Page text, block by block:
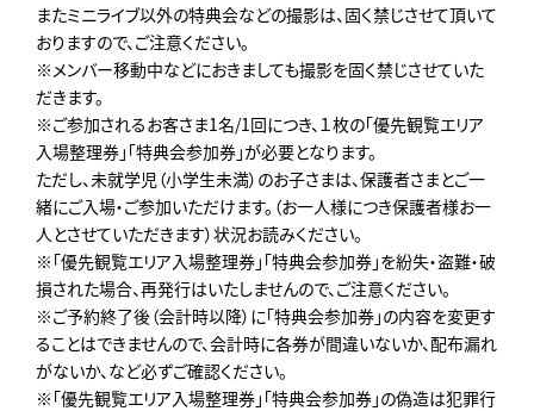
またミニライブ以外の特典会などの撮影は、固く禁じさせて頂いて
おりますので、ご注意ください。
※メンバー移動中などにおきましても撮影を固く禁じさせていた
だきます。
※ご参加されるお客さま1名/1回につき、１枚の「優先観覧エリア
入場整理券」「特典会参加券」が必要となります。
ただし、未就学児（小学生未満）のお子さまは、保護者さまとご一
緒にご入場・ご参加いただけます。（お一人様につき保護者様お一
人とさせていただきます）状況お読みください。
※「優先観覧エリア入場整理券」「特典会参加券」を紛失・盗難・破
損された場合、再発行はいたしませんので、ご注意ください。
※ご予約終了後（会計時以降）に「特典会参加券」の内容を変更す
ることはできませんので、会計時に各券が間違いないか、配布漏れ
がないか、など必ずご確認ください。
※「優先観覧エリア入場整理券」「特典会参加券」の偽造は犯罪行